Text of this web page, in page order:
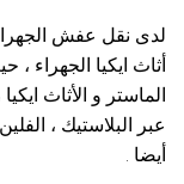
لدى نقل عفش
أثاث ايكيا الجهراء
الماستر و الأثاث
عبر البلاستيك ،
أيضا .